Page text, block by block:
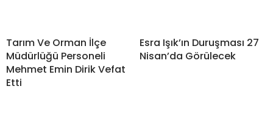
Tarım Ve Orman İlçe
Müdürlüğü Personeli
Mehmet Emin Dirik Vefat
Etti
Esra Işık’ın Duruşması 27
Nisan’da Görülecek